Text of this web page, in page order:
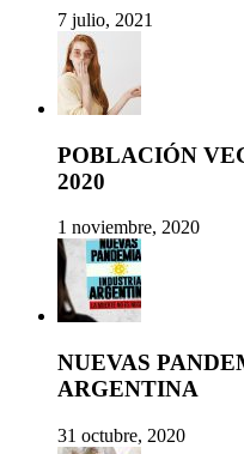
7 julio, 2021
POBLACIÓN
2020
1 noviembre, 2020
NUEVAS
ARGENTINA
31 octubre, 2020